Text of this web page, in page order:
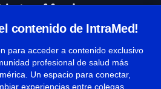
contenido de IntraMed!
para acceder a contenido exclusivo
profesional de salud más
Un espacio para conectar,
experiencias entre colegas.
y condiciones